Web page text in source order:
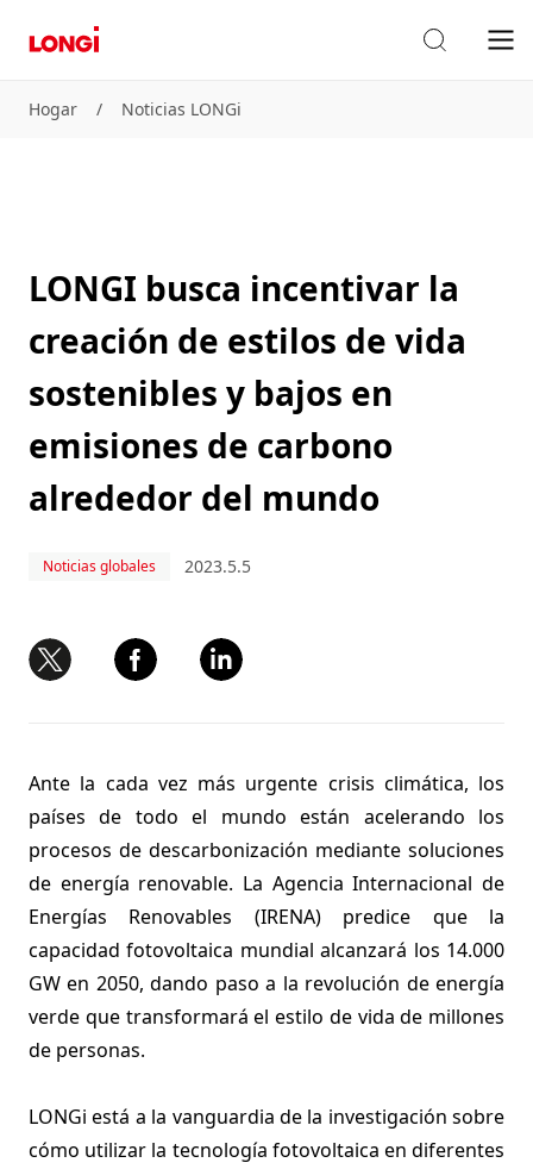
Hogar / Noticias LONGi
LONGI busca incentivar la
creación de estilos de vida
sostenibles y bajos en
emisiones de carbono
alrededor del mundo
Noticias globales 2023.5.5
Ante la cada vez más urgente crisis climática, los
países de todo el mundo están acelerando los
procesos de descarbonización mediante soluciones
de energía renovable. La Agencia Internacional de
Energías Renovables (IRENA) predice que la
capacidad fotovoltaica mundial alcanzará los 14.000
GW en 2050, dando paso a la revolución de energía
verde que transformará el estilo de vida de millones
de personas.
LONGi está a la vanguardia de la investigación sobre
cómo utilizar la tecnología fotovoltaica en diferentes